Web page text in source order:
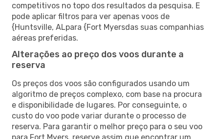
competitivos no topo dos resultados da pesquisa. E
pode aplicar filtros para ver apenas voos de
{Huntsville, ALpara {Fort Myersdas suas companhias
aéreas preferidas.
Alterações ao preço dos voos durante a
reserva
Os preços dos voos são configurados usando um
algoritmo de preços complexo, com base na procura
e disponibilidade de lugares. Por conseguinte, o
custo do voo pode variar durante o processo de
reserva. Para garantir o melhor preço para o seu voo